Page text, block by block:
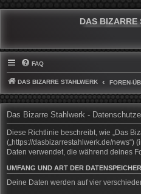
DAS BIZARRE
FAQ
DAS BIZARRE STAHLWERK FOREN-
Das Bizarre Stahlwerk -
Diese Richtlinie beschreibt, wie „Das
(„https://dasbizarrestahlwerk.de/news“)
Daten verwendet, die während deines
UMFANG UND ART DER
Deine Daten werden auf vier